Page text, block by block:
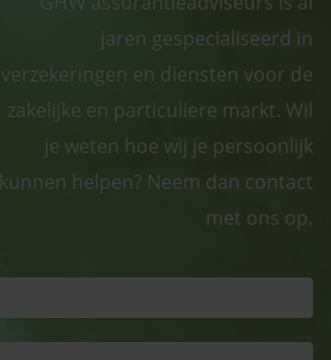
jaren gespecialiseerd in
verzekeringen en diensten voor de
zakelijke en particuliere markt. Wil
je weten hoe wij je persoonlijk
kunnen helpen? Neem dan contact
met ons op.